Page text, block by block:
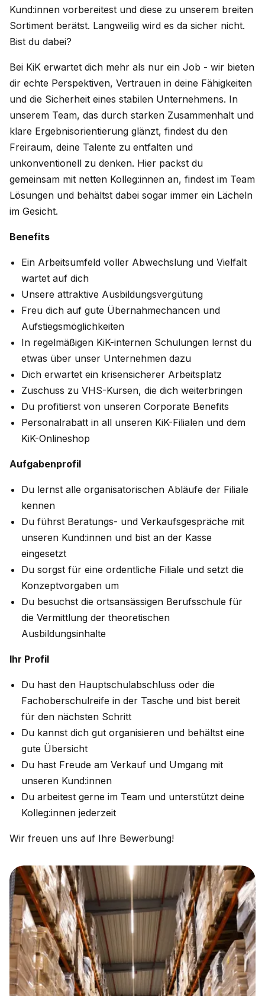
Kund:innen vorbereitest und diese zu unserem breiten
Sortiment berätst. Langweilig wird es da sicher nicht.
Bist du dabei?
Bei KiK erwartet dich mehr als nur ein Job - wir bieten
dir echte Perspektiven, Vertrauen in deine Fähigkeiten
und die Sicherheit eines stabilen Unternehmens. In
unserem Team, das durch starken Zusammenhalt und
klare Ergebnisorientierung glänzt, findest du den
Freiraum, deine Talente zu entfalten und
unkonventionell zu denken. Hier packst du
gemeinsam mit netten Kolleg:innen an, findest im Team
Lösungen und behältst dabei sogar immer ein Lächeln
im Gesicht.
Benefits
Ein Arbeitsumfeld voller Abwechslung und Vielfalt
wartet auf dich
Unsere attraktive Ausbildungsvergütung
Freu dich auf gute Übernahmechancen und
Aufstiegsmöglichkeiten
In regelmäßigen KiK-internen Schulungen lernst du
etwas über unser Unternehmen dazu
Dich erwartet ein krisensicherer Arbeitsplatz
Zuschuss zu VHS-Kursen, die dich weiterbringen
Du profitierst von unseren Corporate Benefits
Personalrabatt in all unseren KiK-Filialen und dem
KiK-Onlineshop
Aufgabenprofil
Du lernst alle organisatorischen Abläufe der Filiale
kennen
Du führst Beratungs- und Verkaufsgespräche mit
unseren Kund:innen und bist an der Kasse
eingesetzt
Du sorgst für eine ordentliche Filiale und setzt die
Konzeptvorgaben um
Du besuchst die ortsansässigen Berufsschule für
die Vermittlung der theoretischen
Ausbildungsinhalte
Ihr Profil
Du hast den Hauptschulabschluss oder die
Fachoberschulreife in der Tasche und bist bereit
für den nächsten Schritt
Du kannst dich gut organisieren und behältst eine
gute Übersicht
Du hast Freude am Verkauf und Umgang mit
unseren Kund:innen
Du arbeitest gerne im Team und unterstützt deine
Kolleg:innen jederzeit
Wir freuen uns auf Ihre Bewerbung!